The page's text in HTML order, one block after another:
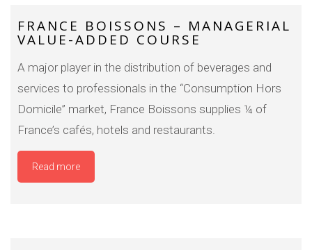
FRANCE BOISSONS – MANAGERIAL
VALUE-ADDED COURSE
A major player in the distribution of beverages and
services to professionals in the “Consumption Hors
Domicile” market, France Boissons supplies ¼ of
France’s cafés, hotels and restaurants.
Read more